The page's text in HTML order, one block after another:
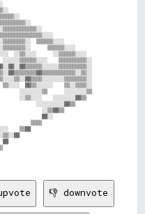
░░
░░░░▒▒░░
░░░░░░░░░░▒▒▒▒▒▒░░
▒▒▒▒▒▒░░░░
▒▒▒▒▒▒░░░░
░░▒▒░░░░      ░░▒▒▒▒▒▒░░░░
░░░░░░▒▒▒▒▒▒░░░░    ▒▒▒▒▒▒▒▒▒▒░░
▓▓▒▒░░░░░░    ▒▒░░▒▒▒▒░░
░░░░░░░░▒▒      ░░░░░░░░▒▒
░░▒▒░░░░    ░░░░░░░░▓▓▒▒
░░░░░░░░░░▓▓▒▒
░░▒▒▓▓▒▒
▓▓░░
▒▒▒▒
▒▒░░░░    ▒▒▓▓
▒▒░░░░▒▒▒▒▒▒    ▓▓
▒▒▒▒
▓▓    ▒▒▓▓
👎 downvote